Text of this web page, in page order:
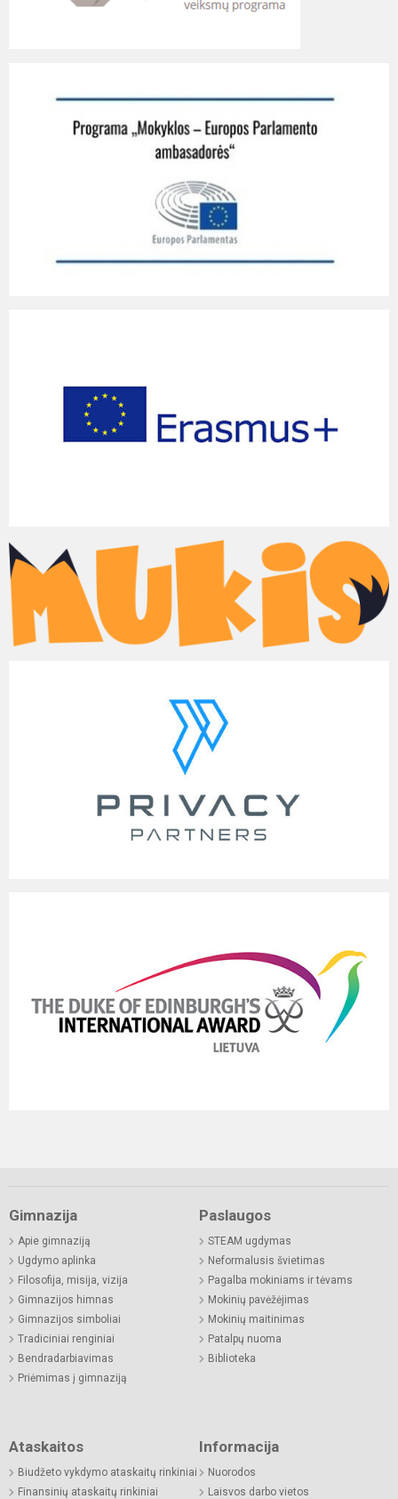
Gimnazija
Apie gimnaziją
Ugdymo aplinka
Filosofija, misija, vizija
Gimnazijos himnas
Gimnazijos simboliai
Tradiciniai renginiai
Bendradarbiavimas
Priėmimas į gimnaziją
Paslaugos
STEAM ugdymas
Neformalusis švietimas
Pagalba mokiniams ir tėvams
Mokinių pavėžėjimas
Mokinių maitinimas
Patalpų nuoma
Biblioteka
Ataskaitos
Biudžeto vykdymo ataskaitų rinkiniai
Finansinių ataskaitų rinkiniai
Informacija
Nuorodos
Laisvos darbo vietos